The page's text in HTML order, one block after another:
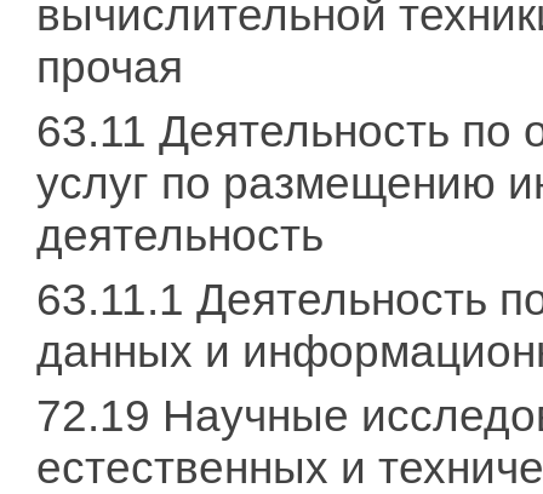
вычислительной
прочая
63.11 Деятельность по
услуг по размещению
деятельность
63.11.1 Деятельность
данных и
72.19 Научные
естественных и